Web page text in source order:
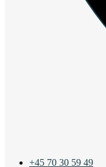
+45 70 30 59 49